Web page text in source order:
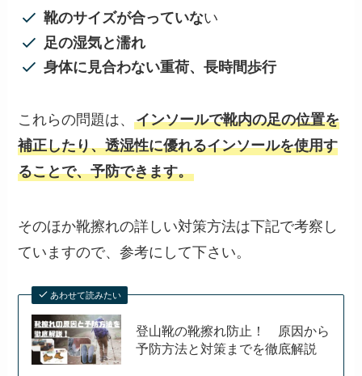
靴のサイズが合っていない
足の湿気と濡れ
身体に見合わない重荷、長時間歩行
これらの問題は、インソールで靴内の足の位置を
補正したり、透湿性に優れるインソールを使用す
ることで、予防できます。
そのほか靴擦れの詳しい対策方法は下記で考察し
ていますので、参考にして下さい。
あわせて読みたい
登山靴の靴擦れ防止！ 原因から
予防方法と対策までを徹底解説